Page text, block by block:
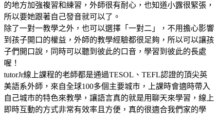
的地方加強複習和練習，外師很有耐心，也知道小露很緊張，
所以要她跟著自己發音就可以了。
除了一對一教學之外，也可以選擇「一對二」，不用擔心影響
到孩子開口的權益，外師的教學經驗都很足夠，所以可以讓孩
子們開口說，同時可以聽到彼此的口音，學習到彼此的長處
喔！
tutorJr線上課程的老師都是通過TESOL、TEFL認證的頂尖英
美語系外師，來自全球100多個主要城市，上課時會適時帶入
自己城市的特色來教學，讓語言真的就是用聊天來學習，線上
即時互動的方式非常有效率且方便，真的很適合我們家的學